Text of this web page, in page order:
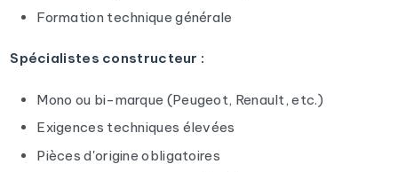
Formation technique générale
Spécialistes constructeur :
Mono ou bi-marque (Peugeot, Renault, etc.)
Exigences techniques élevées
Pièces d'origine obligatoires